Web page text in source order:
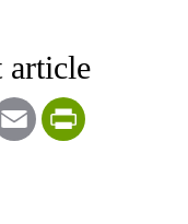
Messenger
Email